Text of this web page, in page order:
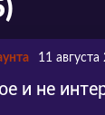
11
и не